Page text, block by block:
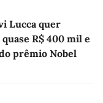
Lucca quer
R$ 400 mil e
prêmio Nobel